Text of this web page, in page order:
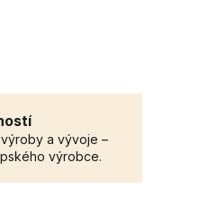
a vývoje –
výrobce.